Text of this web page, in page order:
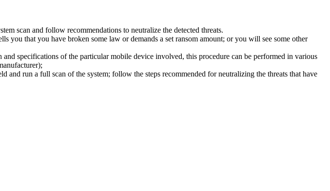
scan and follow recommendations to neutralize the detected threats.
you that you have broken some law or demands a set ransom amount; or you will see some other
specifications of the particular mobile device involved, this procedure can be performed in various
run a full scan of the system; follow the steps recommended for neutralizing the threats that have